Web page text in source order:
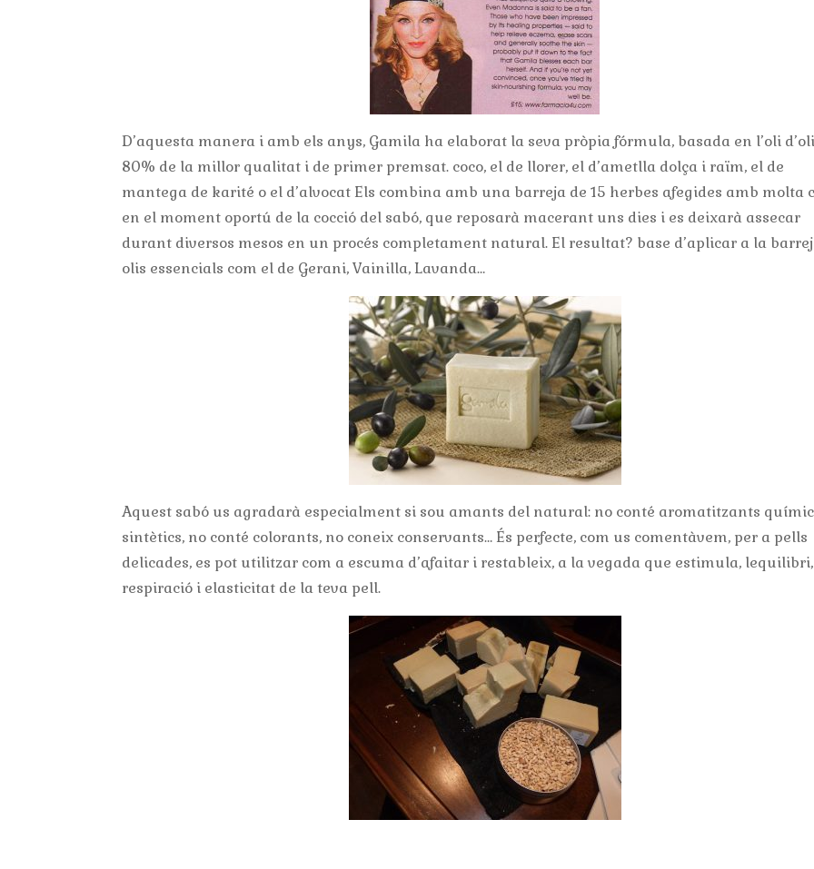
D’aquesta manera i amb els anys, Gamila ha elaborat la seva pròpia fórmula, basada en l’oli
80% de la millor qualitat i de primer premsat. coco, el de llorer, el d’ametlla dolça i raïm, el de
mantega de karité o el d’alvocat Els combina amb una barreja de 15 herbes afegides amb molta
en el moment oportú de la cocció del sabó, que reposarà macerant uns dies i es deixarà assecar
durant diversos mesos en un procés completament natural. El resultat? base d’aplicar a la
olis essencials com el de Gerani, Vainilla, Lavanda…
Aquest sabó us agradarà especialment si sou amants del natural: no conté aromatitzants
sintètics, no conté colorants, no coneix conservants… És perfecte, com us comentàvem, per a pells
delicades, es pot utilitzar com a escuma d’afaitar i restableix, a la vegada que estimula,
respiració i elasticitat de la teva pell.